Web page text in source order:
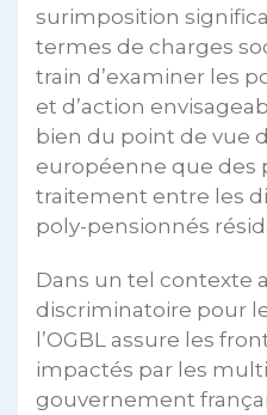
surimposition
termes de charges
train d’examiner les
et d’action
bien du point de vue
européenne que des
traitement entre les
poly-pensionnés
Dans un tel contexte
discriminatoire pour
l’OGBL assure les
impactés par les
gouvernement